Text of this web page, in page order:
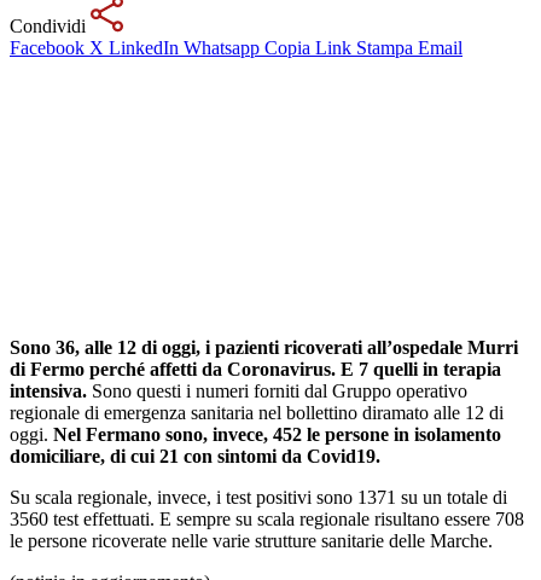
Condividi
Facebook X LinkedIn Whatsapp Copia Link Stampa Email
Sono 36, alle 12 di oggi, i pazienti ricoverati all’ospedale Murri
di Fermo perché affetti da Coronavirus. E 7 quelli in terapia
intensiva. Sono questi i numeri forniti dal Gruppo operativo
regionale di emergenza sanitaria nel bollettino diramato alle 12 di
oggi. Nel Fermano sono, invece, 452 le persone in isolamento
domiciliare, di cui 21 con sintomi da Covid19.
Su scala regionale, invece, i test positivi sono 1371 su un totale di
3560 test effettuati. E sempre su scala regionale risultano essere 708
le persone ricoverate nelle varie strutture sanitarie delle Marche.